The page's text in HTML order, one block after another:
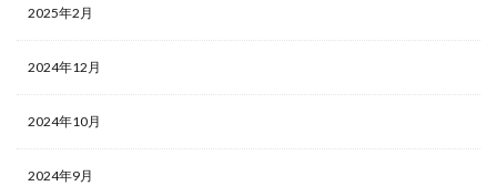
2025年2月
2024年12月
2024年10月
2024年9月